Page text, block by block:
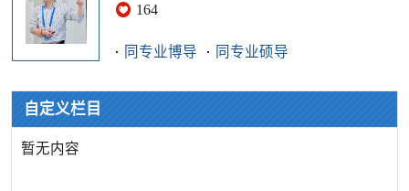
164
同专业博导 同专业硕导
自定义栏目
暂无内容